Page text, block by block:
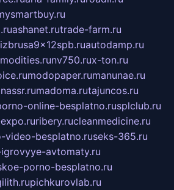
ashanet.rutrade-farm.ru
autodamp.ru
nv750.rux-ton.ru
modopaper.rumanunae.ru
madoma.rutajuncos.ru
online-besplatno.rusplclub.ru
ribery.rucleanmedicine.ru
video-besplatno.ruseks-365.ru
avtomaty.ru
porno-besplatno.ru
pichkurovlab.ru